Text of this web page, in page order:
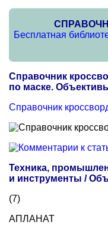
Бесплатная
Справочник
по маске.
Справочник
Техника,
и инструменты /
(7)
АПЛАНАТ